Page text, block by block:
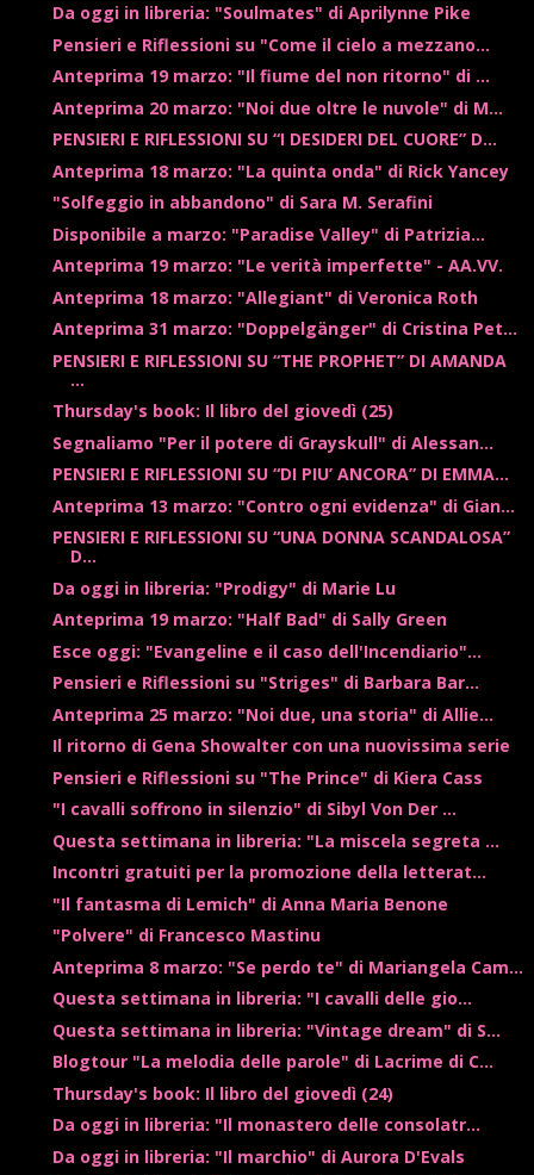
Da oggi in libreria: "Soulmates" di Aprilynne Pike
Pensieri e Riflessioni su "Come il cielo a mezzano...
Anteprima 19 marzo: "Il fiume del non ritorno" di ...
Anteprima 20 marzo: "Noi due oltre le nuvole" di M...
PENSIERI E RIFLESSIONI SU “I DESIDERI DEL CUORE” D...
Anteprima 18 marzo: "La quinta onda" di Rick Yancey
"Solfeggio in abbandono" di Sara M. Serafini
Disponibile a marzo: "Paradise Valley" di Patrizia...
Anteprima 19 marzo: "Le verità imperfette" - AA.VV.
Anteprima 18 marzo: "Allegiant" di Veronica Roth
Anteprima 31 marzo: "Doppelgänger" di Cristina Pet...
PENSIERI E RIFLESSIONI SU “THE PROPHET” DI AMANDA
...
Thursday's book: Il libro del giovedì (25)
Segnaliamo "Per il potere di Grayskull" di Alessan...
PENSIERI E RIFLESSIONI SU “DI PIU’ ANCORA” DI EMMA...
Anteprima 13 marzo: "Contro ogni evidenza" di Gian...
PENSIERI E RIFLESSIONI SU “UNA DONNA SCANDALOSA”
D...
Da oggi in libreria: "Prodigy" di Marie Lu
Anteprima 19 marzo: "Half Bad" di Sally Green
Esce oggi: "Evangeline e il caso dell'Incendiario"...
Pensieri e Riflessioni su "Striges" di Barbara Bar...
Anteprima 25 marzo: "Noi due, una storia" di Allie...
Il ritorno di Gena Showalter con una nuovissima serie
Pensieri e Riflessioni su "The Prince" di Kiera Cass
"I cavalli soffrono in silenzio" di Sibyl Von Der ...
Questa settimana in libreria: "La miscela segreta ...
Incontri gratuiti per la promozione della letterat...
"Il fantasma di Lemich" di Anna Maria Benone
"Polvere" di Francesco Mastinu
Anteprima 8 marzo: "Se perdo te" di Mariangela Cam...
Questa settimana in libreria: "I cavalli delle gio...
Questa settimana in libreria: "Vintage dream" di S...
Blogtour "La melodia delle parole" di Lacrime di C...
Thursday's book: Il libro del giovedì (24)
Da oggi in libreria: "Il monastero delle consolatr...
Da oggi in libreria: "Il marchio" di Aurora D'Evals